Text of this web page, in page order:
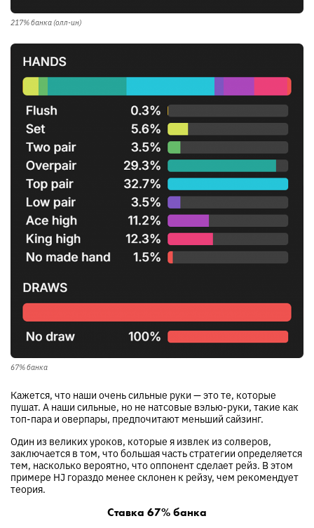
217% банка (олл-ин)
67% банка
Кажется, что наши очень сильные руки — это те, которые
пушат. А наши сильные, но не натсовые вэлью-руки, такие как
топ-пара и оверпары, предпочитают меньший сайзинг.
Один из великих уроков, которые я извлек из солверов,
заключается в том, что большая часть стратегии определяется
тем, насколько вероятно, что оппонент сделает рейз. В этом
примере HJ гораздо менее склонен к рейзу, чем рекомендует
теория.
Ставка 67% банка